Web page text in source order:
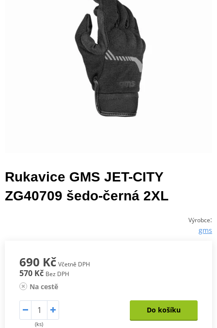
Rukavice GMS JET-CITY
ZG40709 šedo-černá 2XL
Výrobce:
gms
690 Kč Včetně DPH
570 Kč Bez DPH
Na cestě
(ks)
Do košíku